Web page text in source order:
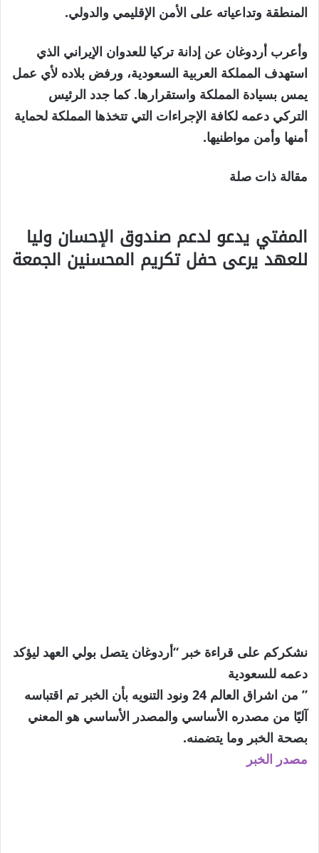
المنطقة وتداعياته على الأمن الإقليمي والدولي.
وأعرب أردوغان عن إدانة تركيا للعدوان الإيراني الذي
استهدف المملكة العربية السعودية، ورفض بلاده لأي عمل
يمس بسيادة المملكة واستقرارها. كما جدد الرئيس
التركي دعمه لكافة الإجراءات التي تتخذها المملكة لحماية
أمنها وأمن مواطنيها.
مقالة ذات صلة
المفتي يدعو لدعم صندوق الإحسان وليا
للعهد يرعى حفل تكريم المحسنين الجمعة
نشكركم على قراءة خبر “أردوغان يتصل بولي العهد ليؤكد
دعمه للسعودية
” من اشراق العالم 24 ونود التنويه بأن الخبر تم اقتباسه
آليًا من مصدره الأساسي والمصدر الأساسي هو المعني
بصحة الخبر وما يتضمنه.
مصدر الخبر